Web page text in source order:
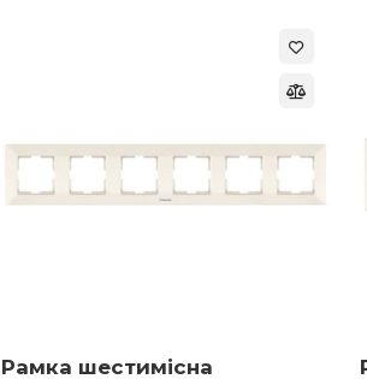
Рамка шестимісна